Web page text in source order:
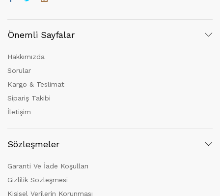
Önemli Sayfalar
Hakkımızda
Sorular
Kargo & Teslimat
Sipariş Takibi
İletişim
Sözleşmeler
Garanti Ve İade Koşulları
Gizlilik Sözleşmesi
Kişisel Verilerin Korunması